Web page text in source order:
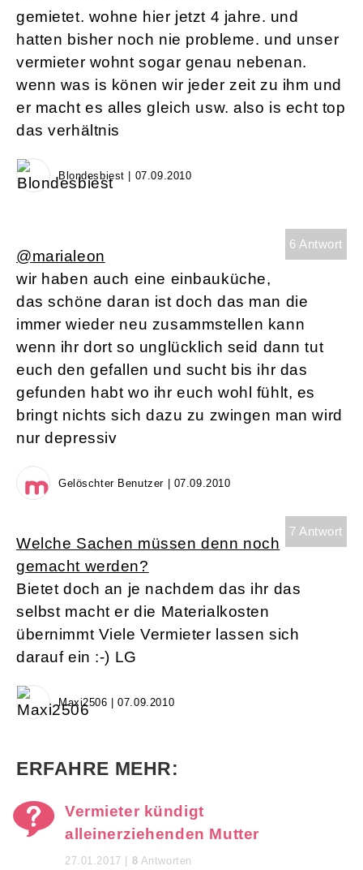
gemietet. wohne hier jetzt 4 jahre. und
hatten bisher noch nie probleme. und unser
vermieter wohnt sogar genau nebenan.
wenn was is könen wir jeder zeit zu ihm und
er macht es alles gleich usw. also is echt top
das verhältnis
Blondesbiest | 07.09.2010
6 Antwort
@marialeon
wir haben auch eine einbauküche,
das schöne daran ist doch das man die
immer wieder neu zusammstellen kann
wenn ihr dort so unglücklich seid dann tut
euch den gefallen und sucht bis ihr das
gefunden habt wo ihr euch wohl fühlt, es
bringt nichts sich dazu zu zwingen man wird
nur depressiv
Gelöschter Benutzer | 07.09.2010
7 Antwort
Welche Sachen müssen denn noch
gemacht werden?
Bietet doch an je nachdem das ihr das
selbst macht er die Materialkosten
übernimmt Viele Vermieter lassen sich
darauf ein :-) LG
Maxi2506 | 07.09.2010
ERFAHRE MEHR:
Vermieter kündigt
alleinerziehenden Mutter
27.01.2017 | 8 Antworten